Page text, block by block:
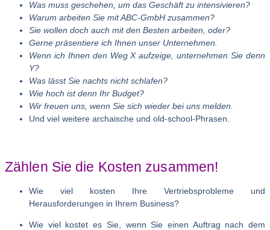
Was muss geschehen, um das Geschäft zu intensivieren?
Warum arbeiten Sie mit ABC-GmbH zusammen?
Sie wollen doch auch mit den Besten arbeiten, oder?
Gerne präsentiere ich Ihnen unser Unternehmen.
Wenn ich Ihnen den Weg X aufzeige, unternehmen Sie denn
Y?
Was lässt Sie nachts nicht schlafen?
Wie hoch ist denn Ihr Budget?
Wir freuen uns, wenn Sie sich wieder bei uns melden.
Und viel weitere archaische und old-school-Phrasen.
Zählen Sie die Kosten zusammen!
Wie viel kosten Ihre Vertriebsprobleme und
Herausforderungen in Ihrem Business?
Wie viel kostet es Sie, wenn Sie einen Auftrag nach dem